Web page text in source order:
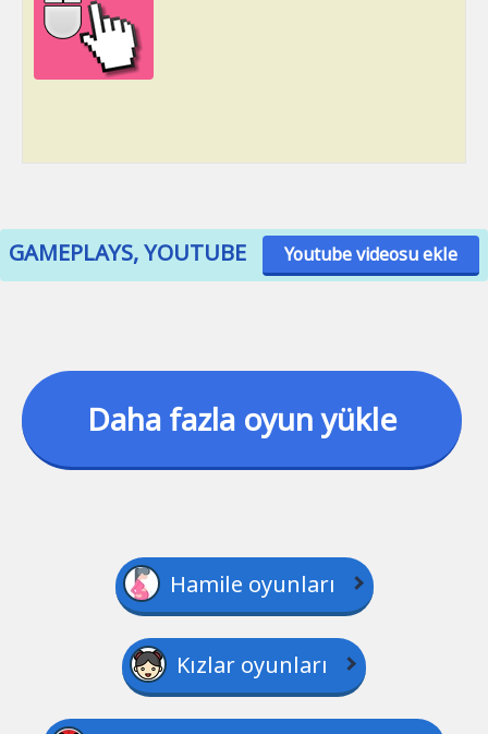
GAMEPLAYS, YOUTUBE Youtube videosu ekle
Daha fazla oyun yükle
Hamile oyunları
Kızlar oyunları